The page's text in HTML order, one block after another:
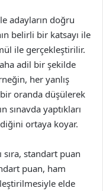
adayların doğru
belirli bir katsayı ile
ile gerçekleştirilir.
adil bir şekilde
her yanlış
oranda düşülerek
sınavda yaptıkları
ortaya koyar.
sıra, standart puan
puan, ham
elde